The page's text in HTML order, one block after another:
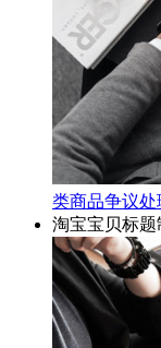
类商品争议处
淘宝宝贝标题